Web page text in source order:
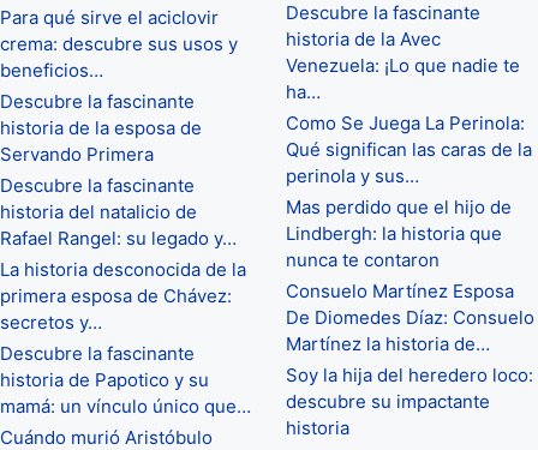
Para qué sirve el aciclovir
crema: descubre sus usos y
beneficios…
Descubre la fascinante
historia de la esposa de
Servando Primera
Descubre la fascinante
historia del natalicio de
Rafael Rangel: su legado y…
La historia desconocida de la
primera esposa de Chávez:
secretos y…
Descubre la fascinante
historia de Papotico y su
mamá: un vínculo único que…
Cuándo murió Aristóbulo
Descubre la fascinante
historia de la Avec
Venezuela: ¡Lo que nadie te
ha…
Como Se Juega La Perinola:
Qué significan las caras de la
perinola y sus…
Mas perdido que el hijo de
Lindbergh: la historia que
nunca te contaron
Consuelo Martínez Esposa
De Diomedes Díaz: Consuelo
Martínez la historia de…
Soy la hija del heredero loco:
descubre su impactante
historia